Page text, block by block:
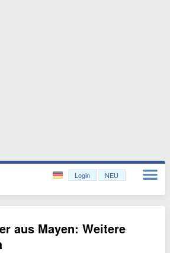
Login NEU
aus Mayen: Weitere